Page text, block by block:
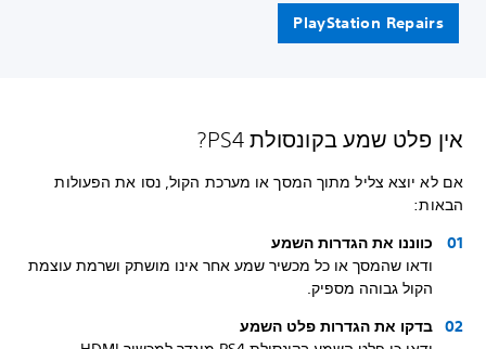
PlayStation Repairs
אין פלט שמע בקונסולת PS4?
אם לא יוצא צליל מתוך המסך או מערכת הקול, נסו את הפעולות
הבאות:
כווננו את הגדרות השמע
ודאו שהמסך או כל מכשיר שמע אחר אינו מושתק ושרמת עוצמת
הקול גבוהה מספיק.
בדקו את הגדרות פלט השמע